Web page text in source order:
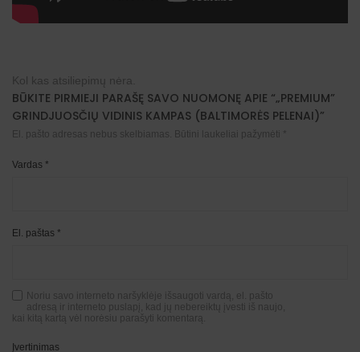
Kol kas atsiliepimų nėra.
BŪKITE PIRMIEJI PARAŠĘ SAVO NUOMONĘ APIE “„PREMIUM”
GRINDJUOSČIŲ VIDINIS KAMPAS (BALTIMORĖS PELENAI)”
El. pašto adresas nebus skelbiamas. Būtini laukeliai pažymėti
Vardas *
El. paštas *
Noriu savo interneto naršyklėje išsaugoti vardą, el. pašto
adresą ir interneto puslapį, kad jų nebereiktų įvesti iš naujo,
kai kitą kartą vėl norėsiu parašyti komentarą.
Įvertinimas